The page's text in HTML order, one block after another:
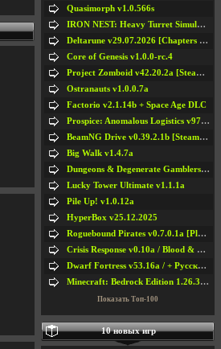
Quasimorph v1.0.566s
IRON NEST: Heavy Turret Simulator v1.0a
Deltarune v29.07.2026 [Chapters 1-5] / + RUS [Chapters 1-5]
Core of Genesis v1.0.0-rc.4
Project Zomboid v42.20.2a [Steam Early Access]
Ostranauts v1.0.0.7a
Factorio v2.1.14b + Space Age DLC
Prospice: Anomalous Logistics v97 [Playtest]
BeamNG Drive v0.39.2.1b [Steam Early Access]
Big Walk v1.4.7a
Dungeons & Degenerate Gamblers v2.0.2a
Lucky Tower Ultimate v1.1.1a
Pile Up! v1.0.12a
HyperBox v25.12.2025
Roguebound Pirates v0.7.0.1a [Playtest]
Crisis Response v0.10a / Blood & Bullet
Dwarf Fortress v53.16a / + Русская Версия v50.12a
Minecraft: Bedrock Edition 1.26.33.1a / + TLauncher v2.89
Показать Топ-100
10 новых игр